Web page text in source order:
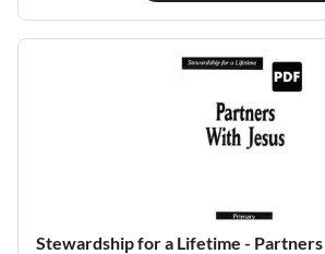
Stewardship for a Lifetime -